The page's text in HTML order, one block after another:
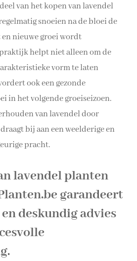
van het kopen van lavendel
snoeien na de bloei de
nieuwe groei wordt
helpt niet alleen om de
vorm te laten
ook een gezonde
in het volgende groeiseizoen.
van lavendel door
bij aan een weelderige en
pracht.
lavendel planten
garandeert
deskundig advies